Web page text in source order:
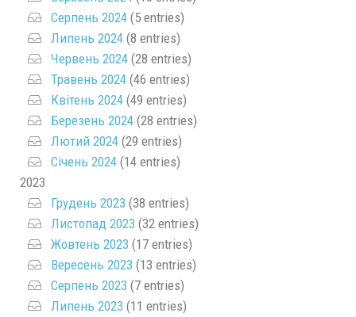
Серпень 2024 (5 entries)
Липень 2024 (8 entries)
Червень 2024 (28 entries)
Травень 2024 (46 entries)
Квітень 2024 (49 entries)
Березень 2024 (28 entries)
Лютий 2024 (29 entries)
Січень 2024 (14 entries)
2023
Грудень 2023 (38 entries)
Листопад 2023 (32 entries)
Жовтень 2023 (17 entries)
Вересень 2023 (13 entries)
Серпень 2023 (7 entries)
Липень 2023 (11 entries)